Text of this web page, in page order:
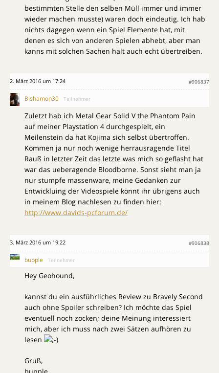
bestimmten Stelle den selben Müll immer und immer
wieder machen musste) waren doch eindeutig. Ich hab
nichts dagegen wenn ein Spiel Elemente hat, mit
denen es sich von anderen Spielen abhebt, aber man
kanns mit solchen Sachen halt auch echt übertreiben.
2. März 2016 um 17:24 #906837
Bishamon30 Teilnehmer
Zuletzt hab ich Metal Gear Solid V the Phantom Pain
auf meiner Playstation 4 durchgespielt, ein
Meilenstein da hat Kojima sich selbst übertroffen.
Kommen ja nur noch wenige herrausragende Titel
Rauß in letzter Zeit das letzte was mich so geflasht hat
war das ueberagende Bloodborne. Sonst sieht man ja
nur stumpfe massenware, meine Gedanken zur
Entwickluing der Videospiele könnt ihr übrigens auch
in meinem Blog nachlesen zu finden hier:
http://www.davids-pcforum.de/
3. März 2016 um 19:22 #906838
bupple Teilnehmer
Hey Geohound,
kannst du ein ausführliches Review zu Bravely Second
auch ohne Spoiler schreiben? Ich möchte das Spiel
eventuell noch zocken; deine Meinung interessiert
mich, aber ich muss nach zwei Sätzen aufhören zu
lesen
Gruß,
bupple